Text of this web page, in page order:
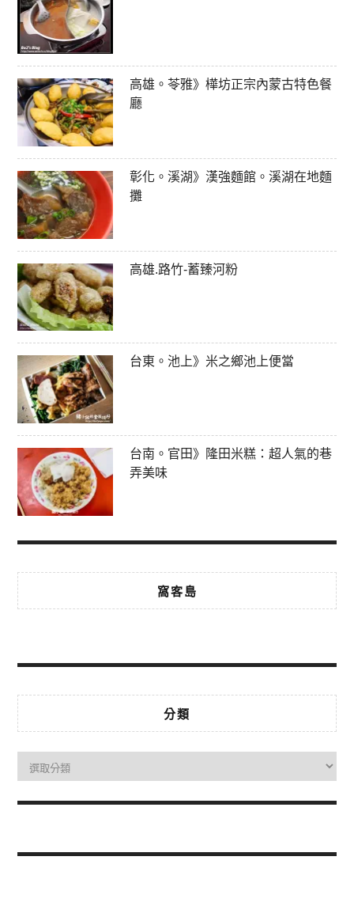
高雄。苓雅》樺坊正宗內蒙古特色餐
廳
彰化。溪湖》漢強麵館。溪湖在地麵
攤
高雄.路竹-蓄臻河粉
台東。池上》米之鄉池上便當
台南。官田》隆田米糕：超人氣的巷
弄美味
窩客島
分類